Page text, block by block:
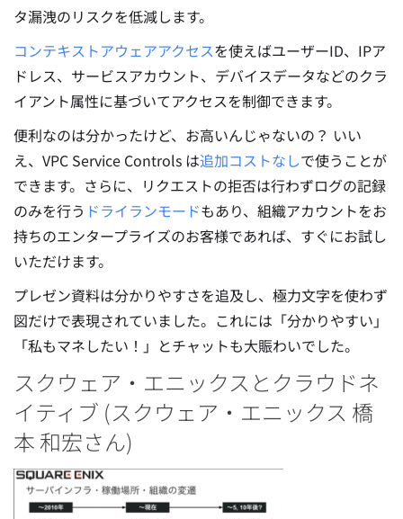
タ漏洩のリスクを低減します。
コンテキストアウェアアクセスを使えばユーザーID、IPア
ドレス、サービスアカウント、デバイスデータなどのクラ
イアント属性に基づいてアクセスを制御できます。
便利なのは分かったけど、お高いんじゃないの？ いい
え、VPC Service Controls は追加コストなしで使うことが
できます。さらに、リクエストの拒否は行わずログの記録
のみを行う ドライランモードもあり、組織アカウントをお
持ちのエンタープライズのお客様であれば、すぐにお試し
いただけます。
プレゼン資料は分かりやすさを追及し、極力文字を使わず
図だけで表現されていました。これには「分かりやすい」
「私もマネしたい！」とチャットも大賑わいでした。
スクウェア・エニックスとクラウドネ
イティブ (スクウェア・エニックス 橋
本 和宏さん)